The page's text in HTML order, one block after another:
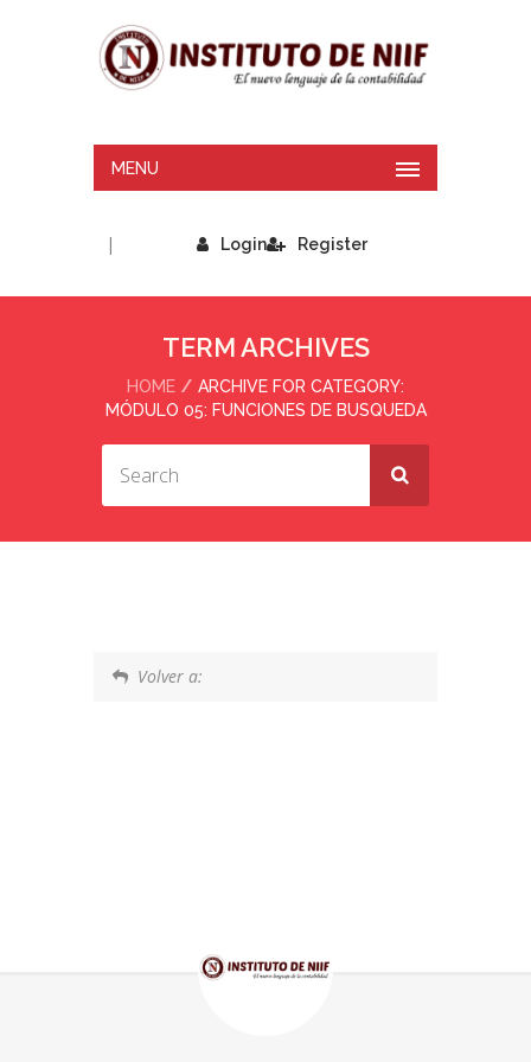
MENU
Login
| Register
TERM ARCHIVES
HOME
ARCHIVE FOR CATEGORY:
MÓDULO 05: FUNCIONES DE BUSQUEDA
Volver a: